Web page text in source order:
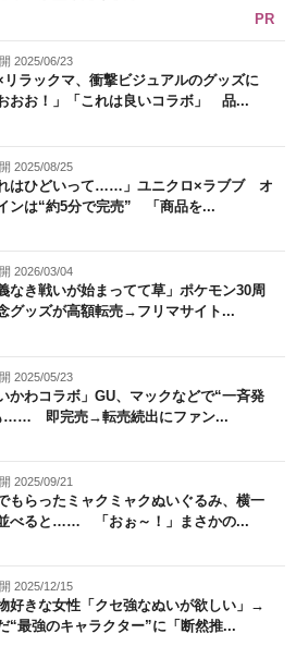
PR
2025/06/23
リラックマ、衝撃ビジュアルのグッズに
おおお！」「これは良いコラボ」 品...
2025/08/25
れはひどいって……」ユニクロ×ラブブ オ
ンは“約5分で完売” 「商品を...
2026/03/04
なき戦いが始まってて草」ポケモン30周
グッズが高額転売→フリマサイト...
2025/05/23
かわコラボ」GU、マックなどで“一斉発
…… 即完売→転売続出にファン...
2025/09/21
もらったミャクミャクぬいぐるみ、横一
べると…… 「おぉ～！」まさかの...
2025/12/15
好きな女性「クセ強なぬいが欲しい」→
“最強のキャラクター”に「断然推...